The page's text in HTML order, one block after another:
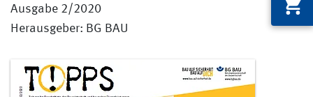
Ausgabe 2/2020
Herausgeber: BG BAU